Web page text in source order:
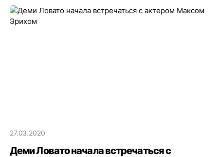
27.03.2020
Деми Ловато начала встречаться с